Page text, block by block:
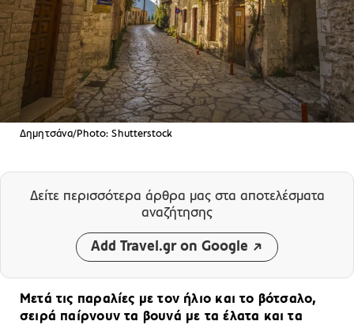
Δημητσάνα/Photo: Shutterstock
Δείτε περισσότερα άρθρα μας στα αποτελέσματα
αναζήτησης
Add Travel.gr on Google
Μετά τις παραλίες με τον ήλιο και το βότσαλο,
σειρά παίρνουν τα βουνά με τα έλατα και τα